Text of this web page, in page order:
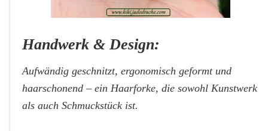
Handwerk & Design:
Aufwändig geschnitzt, ergonomisch geformt und
haarschonend – ein Haarforke, die sowohl Kunstwerk
als auch Schmuckstück ist.